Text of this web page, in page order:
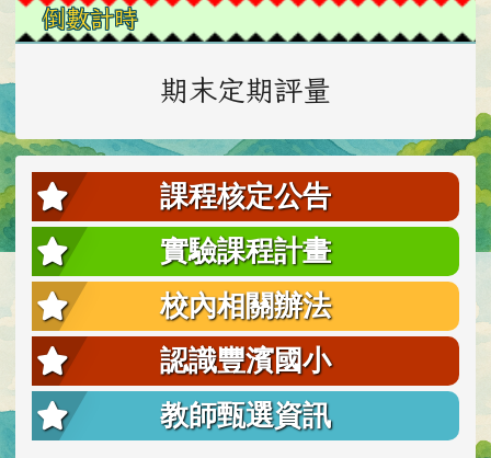
倒數計時
期末定期評量
課程核定公告
實驗課程計畫
校內相關辦法
認識豐濱國小
教師甄選資訊